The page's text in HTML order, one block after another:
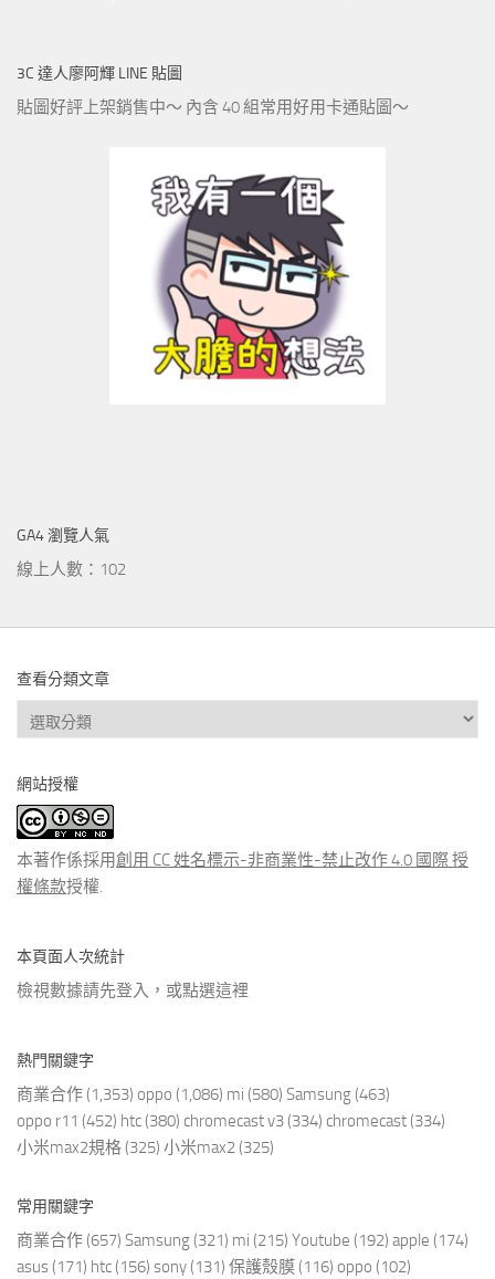
3C 達人廖阿輝 LINE 貼圖
貼圖好評上架銷售中～ 內含 40 組常用好用卡通貼圖～
GA4 瀏覽人氣
線上人數：102
查看分類文章
查
看
類
文
章
網站授權
本著作係採用創用 CC 姓名標示-非商業性-禁止改作 4.0 國際 授
權條款授權.
本頁面人次統計
檢視數據請先登入，或點選這裡
熱門關鍵字
商業合作 (1,353) oppo (1,086) mi (580) Samsung (463)
oppo r11 (452) htc (380) chromecast v3 (334) chromecast (334)
小米max2規格 (325) 小米max2 (325)
常用關鍵字
商業合作 (657) Samsung (321) mi (215) Youtube (192) apple (174)
asus (171) htc (156) sony (131) 保護殼膜 (116) oppo (102)